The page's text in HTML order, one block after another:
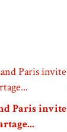
Paris invite